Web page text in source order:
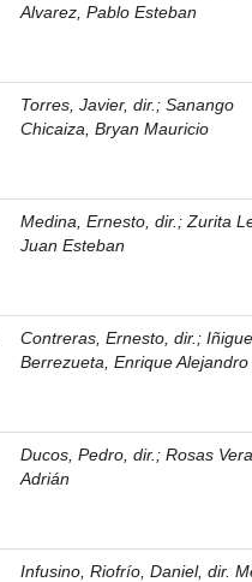
Alvarez, Pablo Esteban
Torres, Javier, dir. ;Sanango
Chicaiza, Bryan Mauricio
Medina, Ernesto, dir. ;Zurita
Juan Esteban
Contreras, Ernesto, dir. ;
Berrezueta, Enrique Alejandro
Ducos, Pedro, dir. ;Rosas
Adrián
Infusino, Riofrío, Daniel, dir.